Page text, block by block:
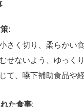
:
さく切り、柔らかい
せないよう、ゆっく
て、嚥下補助食品や
た食事: